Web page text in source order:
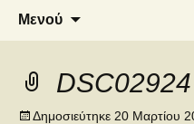
6o
ΝΑΟΥΣΑΣ
Μενού
Δημοσιεύτηκε 20 Μαρτίου